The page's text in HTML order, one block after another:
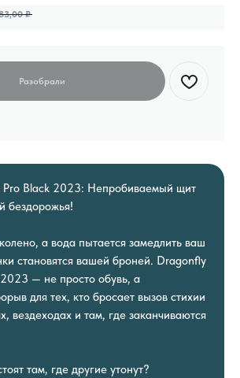
₽
Pro Black 2023: Непробиваемый щит
бездорожья!
а вода пытается замедлить ваш
становятся вашей броней. Dragonfly
— не просто обувь, а
для тех, кто бросает вызов стихии
вездеходах и там, где заканчиваются
там, где другие утонут?